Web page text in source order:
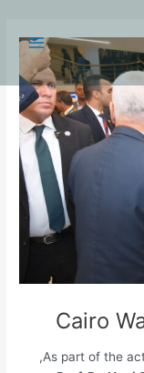
Menu
As part
,